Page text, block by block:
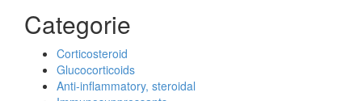
Categorie
Corticosteroid
Glucocorticoids
Anti-inflammatory, steroidal